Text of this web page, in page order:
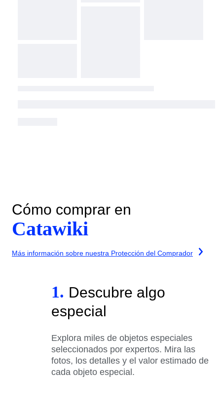
Cómo comprar en
Catawiki
Más información sobre nuestra Protección del Comprador
1. Descubre algo
especial
Explora miles de objetos especiales
seleccionados por expertos. Mira las
fotos, los detalles y el valor estimado de
cada objeto especial.